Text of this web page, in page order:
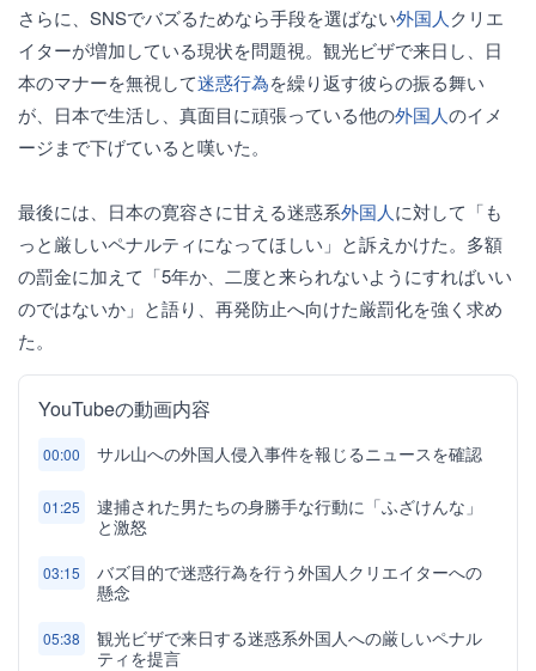
さらに、SNSでバズるためなら手段を選ばない外国人 クリエ
イターが増加している現状を問題視。観光ビザで来日し、日
本のマナーを無視して迷惑行為を繰り返す彼らの振る舞い
が、日本で生活し、真面目に頑張っている他の外国人のイメ
ージまで下げていると嘆いた。
最後には、日本の寛容さに甘える迷惑系外国人に対して「も
っと厳しいペナルティになってほしい」と訴えかけた。多額
の罰金に加えて「5年か、二度と来られないようにすればいい
のではないか」と語り、再発防止へ向けた厳罰化を強く求め
た。
YouTubeの動画内容
00:00 サル山への外国人侵入事件を報じるニュースを確認
01:25
逮捕された男たちの身勝手な行動に「ふざけんな」
と激怒
03:15
バズ目的で迷惑行為を行う外国人クリエイターへの
懸念
05:38
観光ビザで来日する迷惑系外国人への厳しいペナル
ティを提言